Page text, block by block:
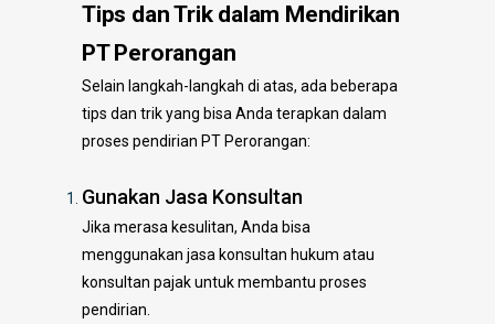
Tips dan Trik dalam Mendirikan
PT Perorangan
Selain langkah-langkah di atas, ada beberapa
tips dan trik yang bisa Anda terapkan dalam
proses pendirian PT Perorangan:
Gunakan Jasa Konsultan
Jika merasa kesulitan, Anda bisa
menggunakan jasa konsultan hukum atau
konsultan pajak untuk membantu proses
pendirian.